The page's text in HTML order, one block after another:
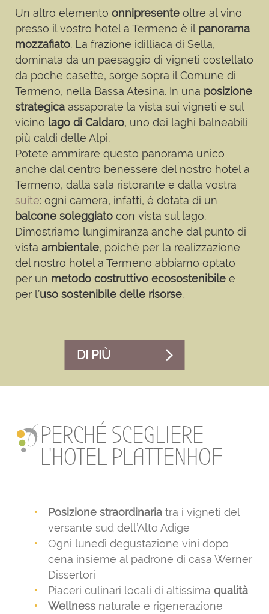
Un altro elemento onnipresente oltre al vino
presso il vostro hotel a Termeno è il panorama
mozzafiato. La frazione idilliaca di Sella,
dominata da un paesaggio di vigneti costellato
da poche casette, sorge sopra il Comune di
Termeno, nella Bassa Atesina. In una posizione
strategica assaporate la vista sui vigneti e sul
vicino lago di Caldaro, uno dei laghi balneabili
più caldi delle Alpi.
Potete ammirare questo panorama unico
anche dal centro benessere del nostro hotel a
Termeno, dalla sala ristorante e dalla vostra
suite: ogni camera, infatti, è dotata di un
balcone soleggiato con vista sul lago.
Dimostriamo lungimiranza anche dal punto di
vista ambientale, poiché per la realizzazione
del nostro hotel a Termeno abbiamo optato
per un metodo costruttivo ecosostenibile e
per l’uso sostenibile delle risorse.
DI PIÙ
PERCHÉ SCEGLIERE
L’HOTEL PLATTENHOF
Posizione straordinaria tra i vigneti del
versante sud dell’Alto Adige
Ogni lunedì degustazione vini dopo
cena insieme al padrone di casa Werner
Dissertori
Piaceri culinari locali di altissima qualità
Wellness naturale e rigenerazione